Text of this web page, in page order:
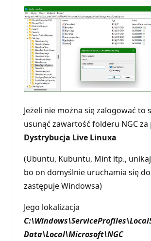
Jeżeli nie można się zalogować to
usunąć zawartość folderu NGC za
Dystrybucja Live Linuxa
(Ubuntu, Kubuntu, Mint itp.,
bo on domyślnie uruchamia się
zastępuje Windowsa)
Jego lokalizacja
Data\Local\Microsoft\NGC